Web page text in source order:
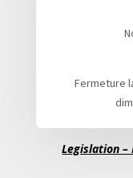
Fermeture
Legislation –